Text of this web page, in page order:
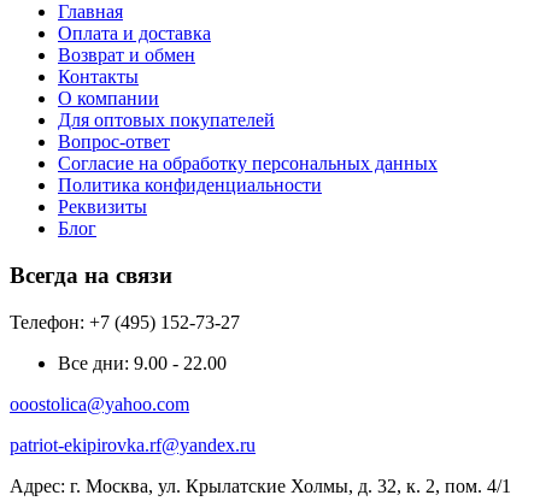
Главная
Оплата и доставка
Возврат и обмен
Контакты
О компании
Для оптовых покупателей
Вопрос-ответ
Согласие на обработку персональных данных
Политика конфиденциальности
Реквизиты
Блог
Всегда на связи
Телефон: +7 (495) 152-73-27
Все дни: 9.00 - 22.00
ooostolica@yahoo.com
patriot-ekipirovka.rf@yandex.ru
Адрес: г. Москва, ул. Крылатские Холмы, д. 32, к. 2, пом. 4/1